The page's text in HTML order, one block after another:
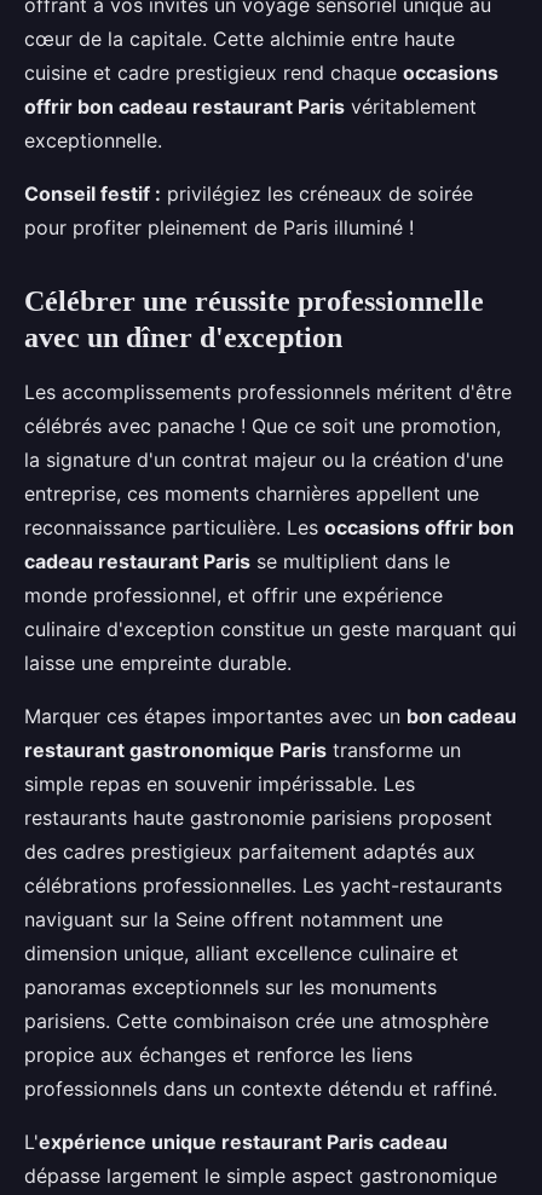
cœur de la capitale. Cette alchimie entre haute
cuisine et cadre prestigieux rend chaque occasions
offrir bon cadeau restaurant Paris véritablement
exceptionnelle.
Conseil festif : privilégiez les créneaux de soirée
pour profiter pleinement de Paris illuminé !
Célébrer une réussite professionnelle
avec un dîner d'exception
Les accomplissements professionnels méritent d'être
célébrés avec panache ! Que ce soit une promotion,
la signature d'un contrat majeur ou la création d'une
entreprise, ces moments charnières appellent une
reconnaissance particulière. Les occasions offrir bon
cadeau restaurant Paris se multiplient dans le
monde professionnel, et offrir une expérience
culinaire d'exception constitue un geste marquant qui
laisse une empreinte durable.
Marquer ces étapes importantes avec un bon cadeau
restaurant gastronomique Paris transforme un
simple repas en souvenir impérissable. Les
restaurants haute gastronomie parisiens proposent
des cadres prestigieux parfaitement adaptés aux
célébrations professionnelles. Les yacht-restaurants
naviguant sur la Seine offrent notamment une
dimension unique, alliant excellence culinaire et
panoramas exceptionnels sur les monuments
parisiens. Cette combinaison crée une atmosphère
propice aux échanges et renforce les liens
professionnels dans un contexte détendu et raffiné.
L'expérience unique restaurant Paris cadeau
dépasse largement le simple aspect gastronomique